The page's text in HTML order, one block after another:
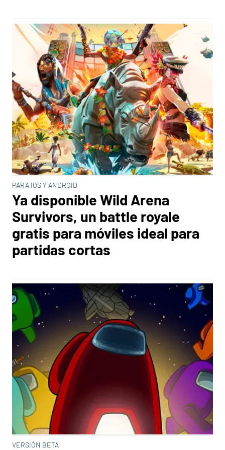
PARA IOS Y ANDROID
Ya disponible Wild Arena
Survivors, un battle royale
gratis para móviles ideal para
partidas cortas
VERSIÓN BETA